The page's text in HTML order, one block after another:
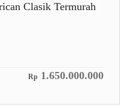
Clasik Termurah
Rp 1.650.000.000